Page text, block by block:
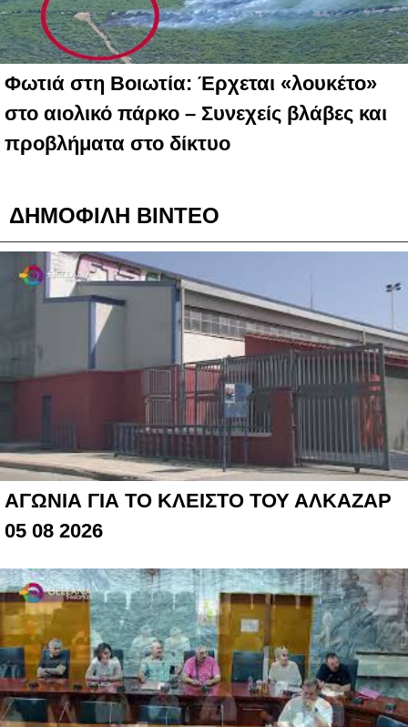
Φωτιά στη Βοιωτία: Έρχεται «λουκέτο»
στο αιολικό πάρκο – Συνεχείς βλάβες και
προβλήματα στο δίκτυο
ΔΗΜΟΦΙΛΗ ΒΙΝΤΕΟ
ΑΓΩΝΙΑ ΓΙΑ ΤΟ ΚΛΕΙΣΤΟ ΤΟΥ ΑΛΚΑΖΑΡ
05 08 2026